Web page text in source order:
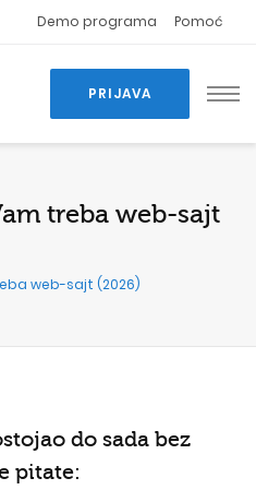
Demo programa Pomoć
PRIJAVA
treba web-sajt
web-sajt (2026)
do sada bez
pitate: